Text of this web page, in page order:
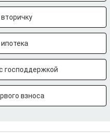
господдержкой
взноса